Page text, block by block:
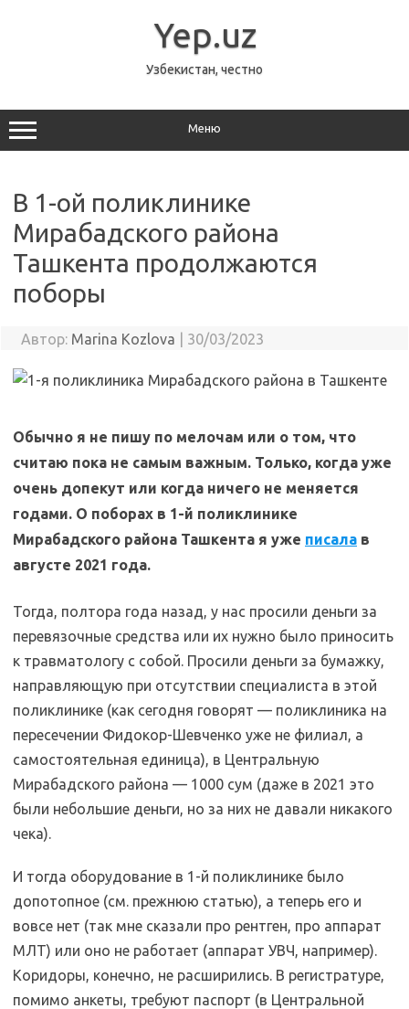
Yep.uz
Узбекистан, честно
Меню
В 1-ой поликлинике
Мирабадского района
Ташкента продолжаются
поборы
Автор: Marina Kozlova 30/03/2023
Обычно я не пишу по мелочам или о том, что
считаю пока не самым важным. Только, когда уже
очень допекут или когда ничего не меняется
годами. О поборах в 1-й поликлинике
Мирабадского района Ташкента я уже писала в
августе 2021 года.
Тогда, полтора года назад, у нас просили деньги за
перевязочные средства или их нужно было приносить
к травматологу с собой. Просили деньги за бумажку,
направляющую при отсутствии специалиста в этой
поликлинике (как сегодня говорят — поликлиника на
пересечении Фидокор-Шевченко уже не филиал, а
самостоятельная единица), в Центральную
Мирабадского района — 1000 сум (даже в 2021 это
были небольшие деньги, но за них не давали никакого
чека).
И тогда оборудование в 1-й поликлинике было
допотопное (см. прежнюю статью), а теперь его и
вовсе нет (так мне сказали про рентген, про аппарат
МЛТ) или оно не работает (аппарат УВЧ, например).
Коридоры, конечно, не расширились. В регистратуре,
помимо анкеты, требуют паспорт (в Центральной